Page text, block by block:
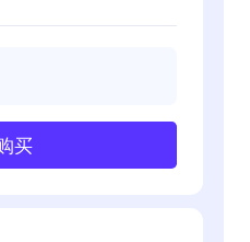
买